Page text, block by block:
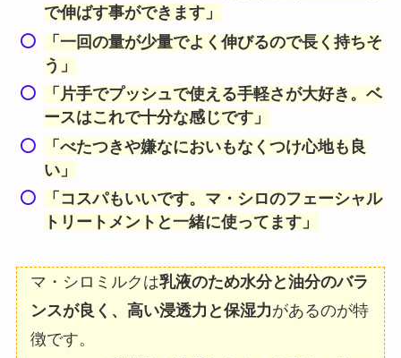
で伸ばす事ができます」
「一回の量が少量でよく伸びるので長く持ちそ
う」
「片手でプッシュで使える手軽さが大好き。ベ
ースはこれで十分な感じです」
「べたつきや嫌なにおいもなくつけ心地も良
い」
「コスパもいいです。マ・シロのフェーシャル
トリートメントと一緒に使ってます」
マ・シロミルクは乳液のため水分と油分のバラ
ンスが良く、高い浸透力と保湿力があるのが特
徴です。